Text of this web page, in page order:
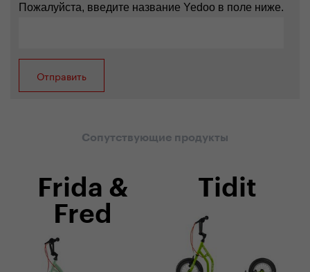
Пожалуйста, введите название Yedoo в поле ниже.
Сопутствующие продукты
Frida &
Fred
Tidit